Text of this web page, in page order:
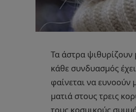
Τα άστρα ψιθυρίζουν
κάθε συνδυασμός
φαίνεται να ευνοούν
ματιά στους τρεις
τους κοσμικούς